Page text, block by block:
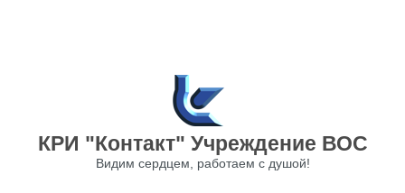
КРИ "Контакт" Учреждение ВОС
Видим сердцем, работаем с душой!